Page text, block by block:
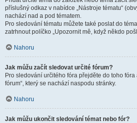
příslušný odkaz v nabídce „Nástroje tématu“
nachází nad a pod tématem.
Pro sledování tématu můžete také poslat do
zatrhnout políčko „Upozornit mě, když někdo
Nahoru
Jak můžu začít sledovat určité fórum?
Pro sledování určitého fóra přejděte do toho
fórum“, který se nachází naspodu stránky.
Nahoru
Jak můžu ukončit sledování témat nebo fór?